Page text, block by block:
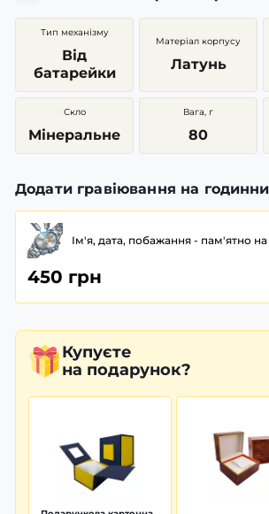
Тип механізму
Від
батарейки
Матеріал корпусу
Латунь
Скло
Мінеральне
Вага, г
80
Додати гравіювання на
Ім'я, дата, побажання - пам'ятно
450 грн
Купуєте
на подарунок?